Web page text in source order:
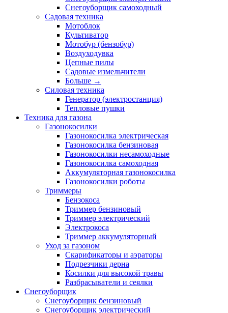
Снегоуборщик самоходный
Садовая техника
Мотоблок
Культиватор
Мотобур (бензобур)
Воздуходувка
Цепные пилы
Садовые измельчители
Больше →
Силовая техника
Генератор (электростанция)
Тепловые пушки
Техника для газона
Газонокосилки
Газонокосилка электрическая
Газонокосилка бензиновая
Газонокосилки несамоходные
Газонокосилка самоходная
Аккумуляторная газонокосилка
Газонокосилки роботы
Триммеры
Бензокоса
Триммер бензиновый
Триммер электрический
Электрокоса
Триммер аккумуляторный
Уход за газоном
Скарификаторы и аэраторы
Подрезчики дерна
Косилки для высокой травы
Разбрасыватели и сеялки
Снегоуборщик
Снегоуборщик бензиновый
Снегоуборщик электрический